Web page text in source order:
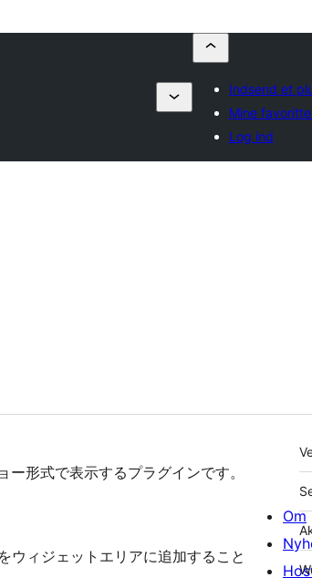
Indsend et
Mine
Log ind
形式で表示するプラグインです。
ィジェットエリアに追加すること
Om